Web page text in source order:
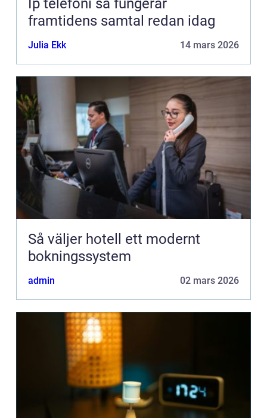
Ip telefoni så fungerar
framtidens samtal redan idag
Julia Ekk 14 mars 2026
Så väljer hotell ett modernt
bokningssystem
admin 02 mars 2026